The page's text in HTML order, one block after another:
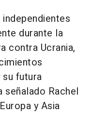
durante la
contra Ucrania,
futura
señalado Rachel
y Asia